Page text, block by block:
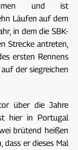
und ist
Läufen auf dem
in dem die SBK-
Strecke antreten,
ersten Rennens
der siegreichen
über die Jahre
hier in Portugal
brütend heißen
dass er dieses Mal